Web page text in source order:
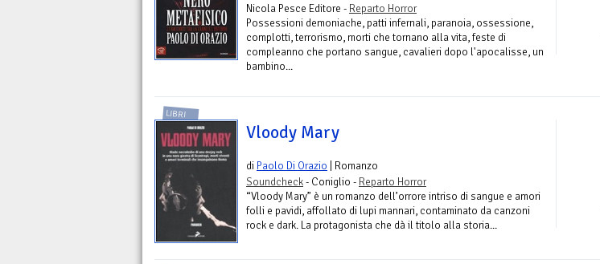
Nicola Pesce Editore - Reparto Horror
Possessioni demoniache, patti infernali, paranoia, ossessione,
complotti, terrorismo, morti che tornano alla vita, feste di
compleanno che portano sangue, cavalieri dopo l'apocalisse, un
bambino...
LIBRI
Vloody Mary
di Paolo Di Orazio | Romanzo
Soundcheck- Coniglio - Reparto Horror
“Vloody Mary” è un romanzo dell’orrore intriso di sangue e amori
folli e pavidi, affollato di lupi mannari, contaminato da canzoni
rock e dark. La protagonista che dà il titolo alla storia...